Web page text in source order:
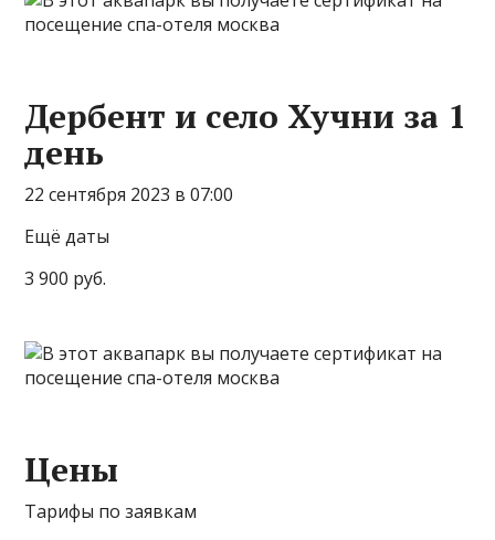
Дербент и село Хучни за 1
день
22 сентября 2023 в 07:00
Ещё даты
3 900 руб.
Цены
Тарифы по заявкам